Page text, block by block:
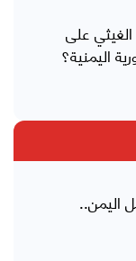
على
اليمنية؟
اليمن..